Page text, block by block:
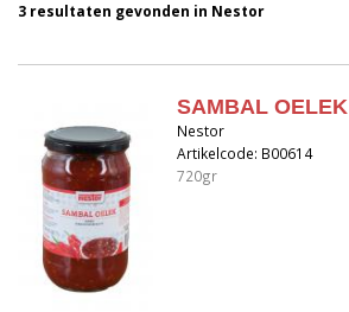
3 resultaten gevonden in Nestor
SAMBAL OELEK
Nestor
Artikelcode: B00614
720gr